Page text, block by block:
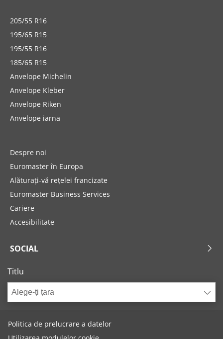
205/55 R16
195/65 R15
195/55 R16
185/65 R15
Anvelope Michelin
Anvelope Kleber
Anvelope Riken
Anvelope iarna
Despre noi
Euromaster în Europa
Alăturați-vă rețelei francizate
Euromaster Business Services
Cariere
Accesibilitate
SOCIAL
Titlu
Alege-ți țara
Politica de prelucrare a datelor